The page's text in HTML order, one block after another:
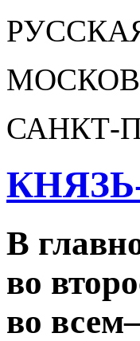
САНКТ-
В
во
во всем